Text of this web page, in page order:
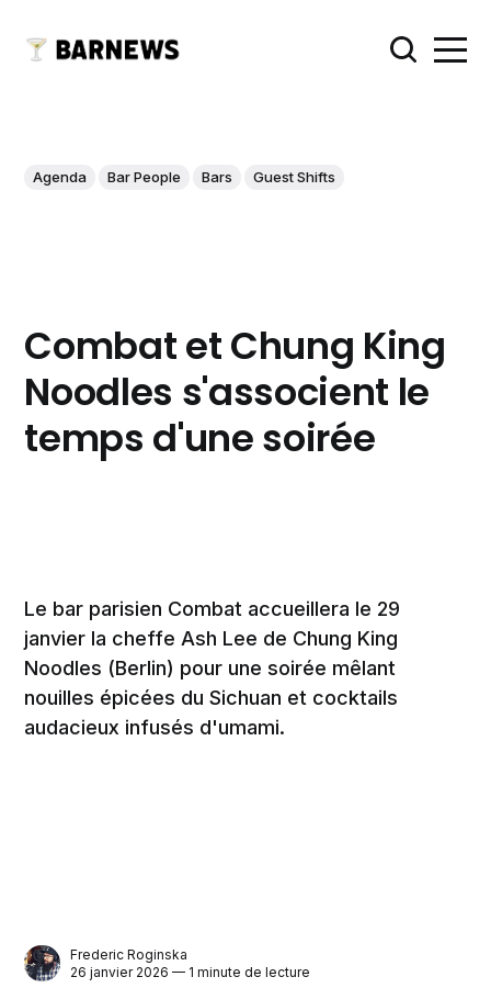
Agenda Bar People Bars Guest Shifts
Combat et Chung King
Noodles s'associent le
temps d'une soirée
Le bar parisien Combat accueillera le 29
janvier la cheffe Ash Lee de Chung King
Noodles (Berlin) pour une soirée mêlant
nouilles épicées du Sichuan et cocktails
audacieux infusés d'umami.
Frederic Roginska
26 janvier 2026 — 1 minute de lecture